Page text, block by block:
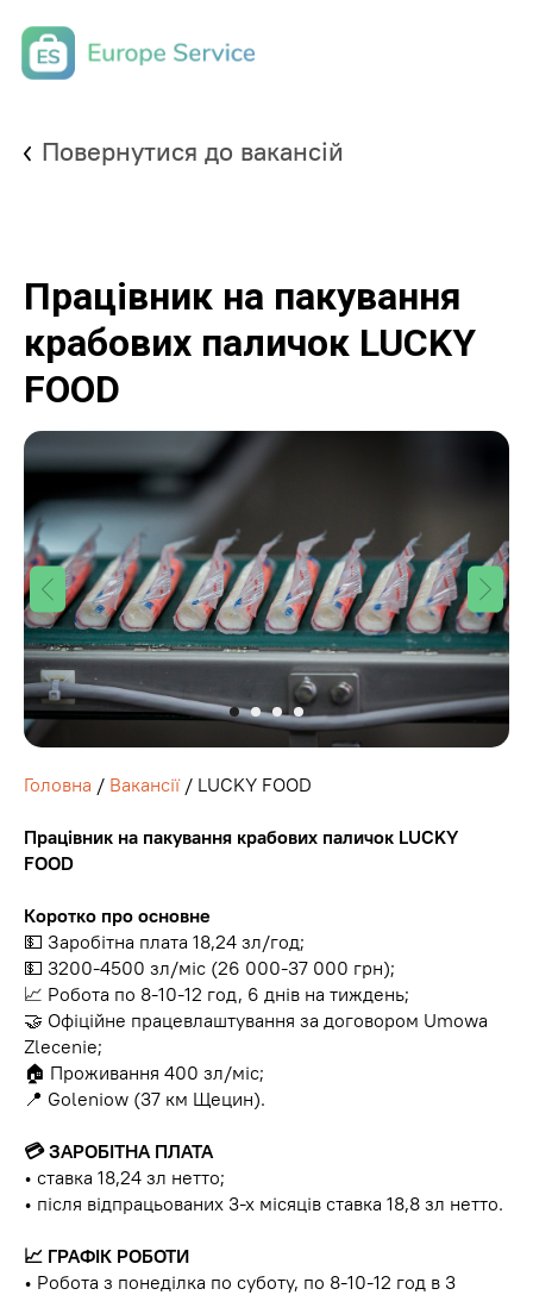
Повернутися до вакансій
Працівник на пакування
крабових паличок LUCKY
FOOD
Головна / Вакансії/ LUCKY FOOD
Працівник на пакування крабових паличок LUCKY
FOOD
Коротко про основне
💵 Заробітна плата 18,24 зл/год;
💵 3200-4500 зл/міс (26 000-37 000 грн);
📈 Робота по 8-10-12 год, 6 днів на тиждень;
🤝 Офіційне працевлаштування за договором Umowa
Zlecenie;
🏠 Проживання 400 зл/міс;
📍 Goleniow (37 км Щецин).
💳 ЗАРОБІТНА ПЛАТА
• ставка 18,24 зл нетто;
• після відпрацьованих 3-х місяців ставка 18,8 зл нетто.
📈 ГРАФІК РОБОТИ
• Робота з понеділка по суботу, по 8-10-12 год в 3